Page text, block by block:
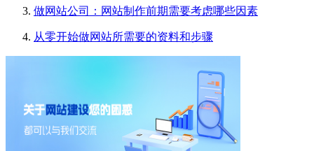
做网站公司：网站制作前期需要考虑哪些因素
从零开始做网站所需要的资料和步骤